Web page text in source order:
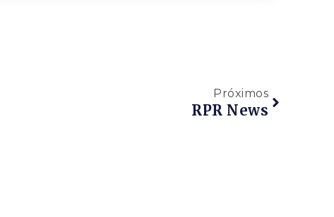
Próximos
RPR News